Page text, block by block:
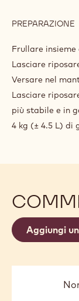
PREPARAZIONE
Frullare insieme
Lasciare
Versare nel
Lasciare
più stabile e in
4 kg (± 4.5 L) di
Aggiungi